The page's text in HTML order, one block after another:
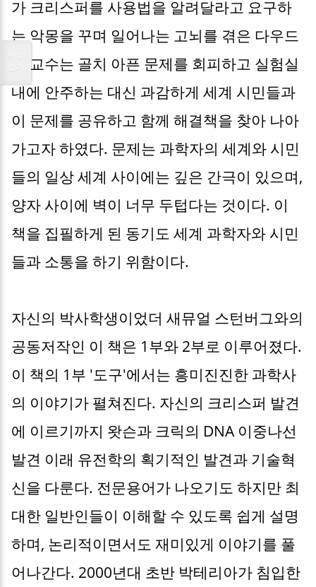
가 크리스퍼를 사용법을 알려달라고 요구하
는 악몽을 꾸며 일어나는 고뇌를 겪은 다우드
나 교수는 골치 아픈 문제를 회피하고 실험실
내에 안주하는 대신 과감하게 세계 시민들과
이 문제를 공유하고 함께 해결책을 찾아 나아
가고자 하였다. 문제는 과학자의 세계와 시민
들의 일상 세계 사이에는 깊은 간극이 있으며,
양자 사이에 벽이 너무 두텁다는 것이다. 이
책을 집필하게 된 동기도 세계 과학자와 시민
들과 소통을 하기 위함이다.
자신의 박사학생이었더 새뮤얼 스턴버그와의
공동저작인 이 책은 1부와 2부로 이루어졌다.
이 책의 1부 '도구'에서는 흥미진진한 과학사
의 이야기가 펼쳐진다. 자신의 크리스퍼 발견
에 이르기까지 왓슨과 크릭의 DNA 이중나선
발견 이래 유전학의 획기적인 발견과 기술혁
신을 다룬다. 전문용어가 나오기도 하지만 최
대한 일반인들이 이해할 수 있도록 쉽게 설명
하며, 논리적이면서도 재미있게 이야기를 풀
어나간다. 2000년대 초반 박테리아가 침입한
목록
열기